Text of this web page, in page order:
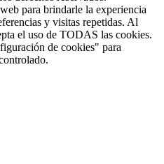
para brindarle la experiencia
y visitas repetidas. Al
el uso de TODAS las cookies.
de cookies" para